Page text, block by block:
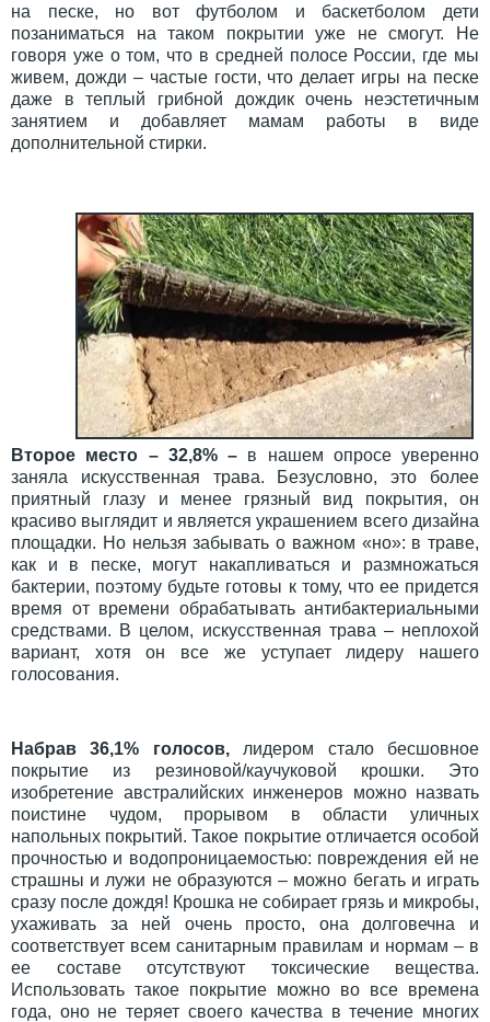
на песке, но вот футболом и баскетболом дети
позаниматься на таком покрытии уже не смогут. Не
говоря уже о том, что в средней полосе России, где мы
живем, дожди – частые гости, что делает игры на песке
даже в теплый грибной дождик очень неэстетичным
занятием и добавляет мамам работы в виде
дополнительной стирки.
Второе место – 32,8% – в нашем опросе уверенно
заняла искусственная трава. Безусловно, это более
приятный глазу и менее грязный вид покрытия, он
красиво выглядит и является украшением всего дизайна
площадки. Но нельзя забывать о важном «но»: в траве,
как и в песке, могут накапливаться и размножаться
бактерии, поэтому будьте готовы к тому, что ее придется
время от времени обрабатывать антибактериальными
средствами. В целом, искусственная трава – неплохой
вариант, хотя он все же уступает лидеру нашего
голосования.
Набрав 36,1% голосов,лидером стало бесшовное
покрытие из резиновой/каучуковой крошки. Это
изобретение австралийских инженеров можно назвать
поистине чудом, прорывом в области уличных
напольных покрытий. Такое покрытие отличается особой
прочностью и водопроницаемостью: повреждения ей не
страшны и лужи не образуются – можно бегать и играть
сразу после дождя! Крошка не собирает грязь и микробы,
ухаживать за ней очень просто, она долговечна и
соответствует всем санитарным правилам и нормам – в
ее составе отсутствуют токсические вещества.
Использовать такое покрытие можно во все времена
года, оно не теряет своего качества в течение многих